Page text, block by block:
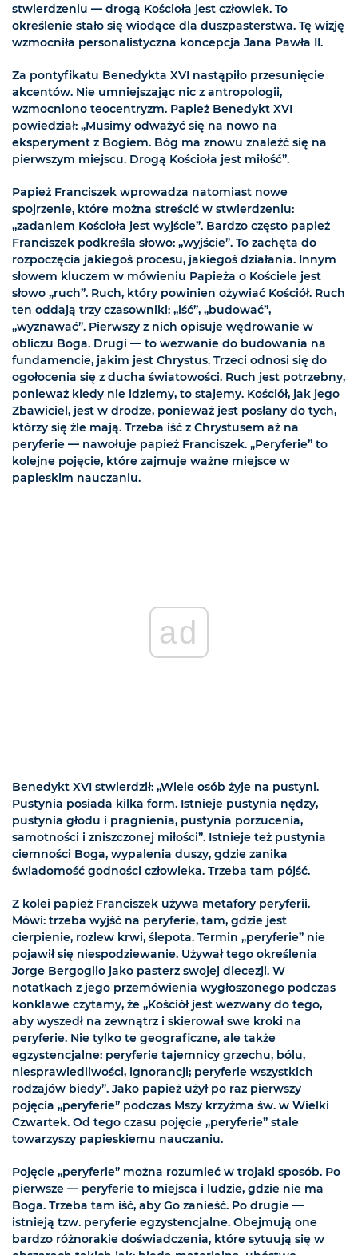
stwierdzeniu — drogą Kościoła jest człowiek. To
określenie stało się wiodące dla duszpasterstwa. Tę wizję
wzmocniła personalistyczna koncepcja Jana Pawła II.
Za pontyfikatu Benedykta XVI nastąpiło przesunięcie
akcentów. Nie umniejszając nic z antropologii,
wzmocniono teocentryzm. Papież Benedykt XVI
powiedział: „Musimy odważyć się na nowo na
eksperyment z Bogiem. Bóg ma znowu znaleźć się na
pierwszym miejscu. Drogą Kościoła jest miłość”.
Papież Franciszek wprowadza natomiast nowe
spojrzenie, które można streścić w stwierdzeniu:
„zadaniem Kościoła jest wyjście”. Bardzo często papież
Franciszek podkreśla słowo: „wyjście”. To zachęta do
rozpoczęcia jakiegoś procesu, jakiegoś działania. Innym
słowem kluczem w mówieniu Papieża o Kościele jest
słowo „ruch”. Ruch, który powinien ożywiać Kościół. Ruch
ten oddają trzy czasowniki: „iść”, „budować”,
„wyznawać”. Pierwszy z nich opisuje wędrowanie w
obliczu Boga. Drugi — to wezwanie do budowania na
fundamencie, jakim jest Chrystus. Trzeci odnosi się do
ogołocenia się z ducha światowości. Ruch jest potrzebny,
ponieważ kiedy nie idziemy, to stajemy. Kościół, jak jego
Zbawiciel, jest w drodze, ponieważ jest posłany do tych,
którzy się źle mają. Trzeba iść z Chrystusem aż na
peryferie — nawołuje papież Franciszek. „Peryferie” to
kolejne pojęcie, które zajmuje ważne miejsce w
papieskim nauczaniu.
ad
Benedykt XVI stwierdził: „Wiele osób żyje na pustyni.
Pustynia posiada kilka form. Istnieje pustynia nędzy,
pustynia głodu i pragnienia, pustynia porzucenia,
samotności i zniszczonej miłości”. Istnieje też pustynia
ciemności Boga, wypalenia duszy, gdzie zanika
świadomość godności człowieka. Trzeba tam pójść.
Z kolei papież Franciszek używa metafory peryferii.
Mówi: trzeba wyjść na peryferie, tam, gdzie jest
cierpienie, rozlew krwi, ślepota. Termin „peryferie” nie
pojawił się niespodziewanie. Używał tego określenia
Jorge Bergoglio jako pasterz swojej diecezji. W
notatkach z jego przemówienia wygłoszonego podczas
konklawe czytamy, że „Kościół jest wezwany do tego,
aby wyszedł na zewnątrz i skierował swe kroki na
peryferie. Nie tylko te geograficzne, ale także
egzystencjalne: peryferie tajemnicy grzechu, bólu,
niesprawiedliwości, ignorancji; peryferie wszystkich
rodzajów biedy”. Jako papież użył po raz pierwszy
pojęcia „peryferie” podczas Mszy krzyżma św. w Wielki
Czwartek. Od tego czasu pojęcie „peryferie” stale
towarzyszy papieskiemu nauczaniu.
Pojęcie „peryferie” można rozumieć w trojaki sposób. Po
pierwsze — peryferie to miejsca i ludzie, gdzie nie ma
Boga. Trzeba tam iść, aby Go zanieść. Po drugie —
istnieją tzw. peryferie egzystencjalne. Obejmują one
bardzo różnorakie doświadczenia, które sytuują się w